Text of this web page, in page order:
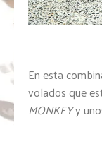
En esta
volados que
MONKEYy